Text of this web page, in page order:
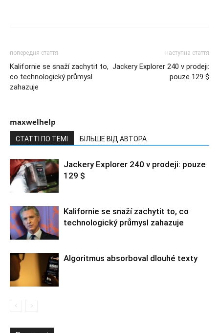
попередня стаття
Kalifornie se snaží zachytit to,
co technologický průmysl
zahazuje
наступна стаття
Jackery Explorer 240 v prodeji:
pouze 129 $
maxwelhelp
СТАТТІ ПО ТЕМІ БІЛЬШЕ ВІД АВТОРА
Jackery Explorer 240 v prodeji: pouze
129 $
Kalifornie se snaží zachytit to, co
technologický průmysl zahazuje
Algoritmus absorboval dlouhé texty